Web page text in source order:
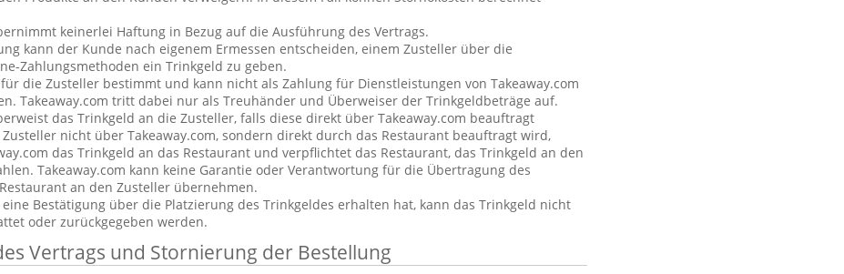
keinerlei Haftung in Bezug auf die Ausführung des Vertrags.
kann der Kunde nach eigenem Ermessen entscheiden, einem Zusteller über die
Zahlungsmethoden ein Trinkgeld zu geben.
die Zusteller bestimmt und kann nicht als Zahlung für Dienstleistungen von Takeaway.com
Takeaway.com tritt dabei nur als Treuhänder und Überweiser der Trinkgeldbeträge auf.
das Trinkgeld an die Zusteller, falls diese direkt über Takeaway.com beauftragt
nicht über Takeaway.com, sondern direkt durch das Restaurant beauftragt wird,
das Trinkgeld an das Restaurant und verpflichtet das Restaurant, das Trinkgeld an den
Takeaway.com kann keine Garantie oder Verantwortung für die Übertragung des
an den Zusteller übernehmen.
Bestätigung über die Platzierung des Trinkgeldes erhalten hat, kann das Trinkgeld nicht
oder zurückgegeben werden.
Vertrags und Stornierung der Bestellung